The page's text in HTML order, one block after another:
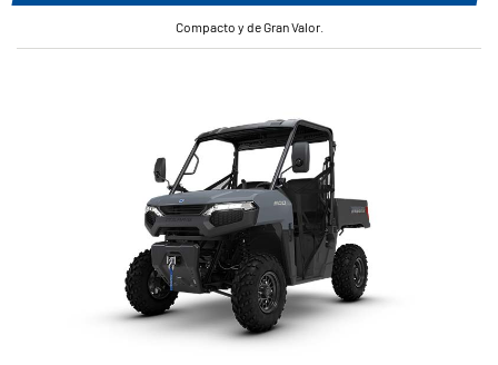
Compacto y de Gran Valor.